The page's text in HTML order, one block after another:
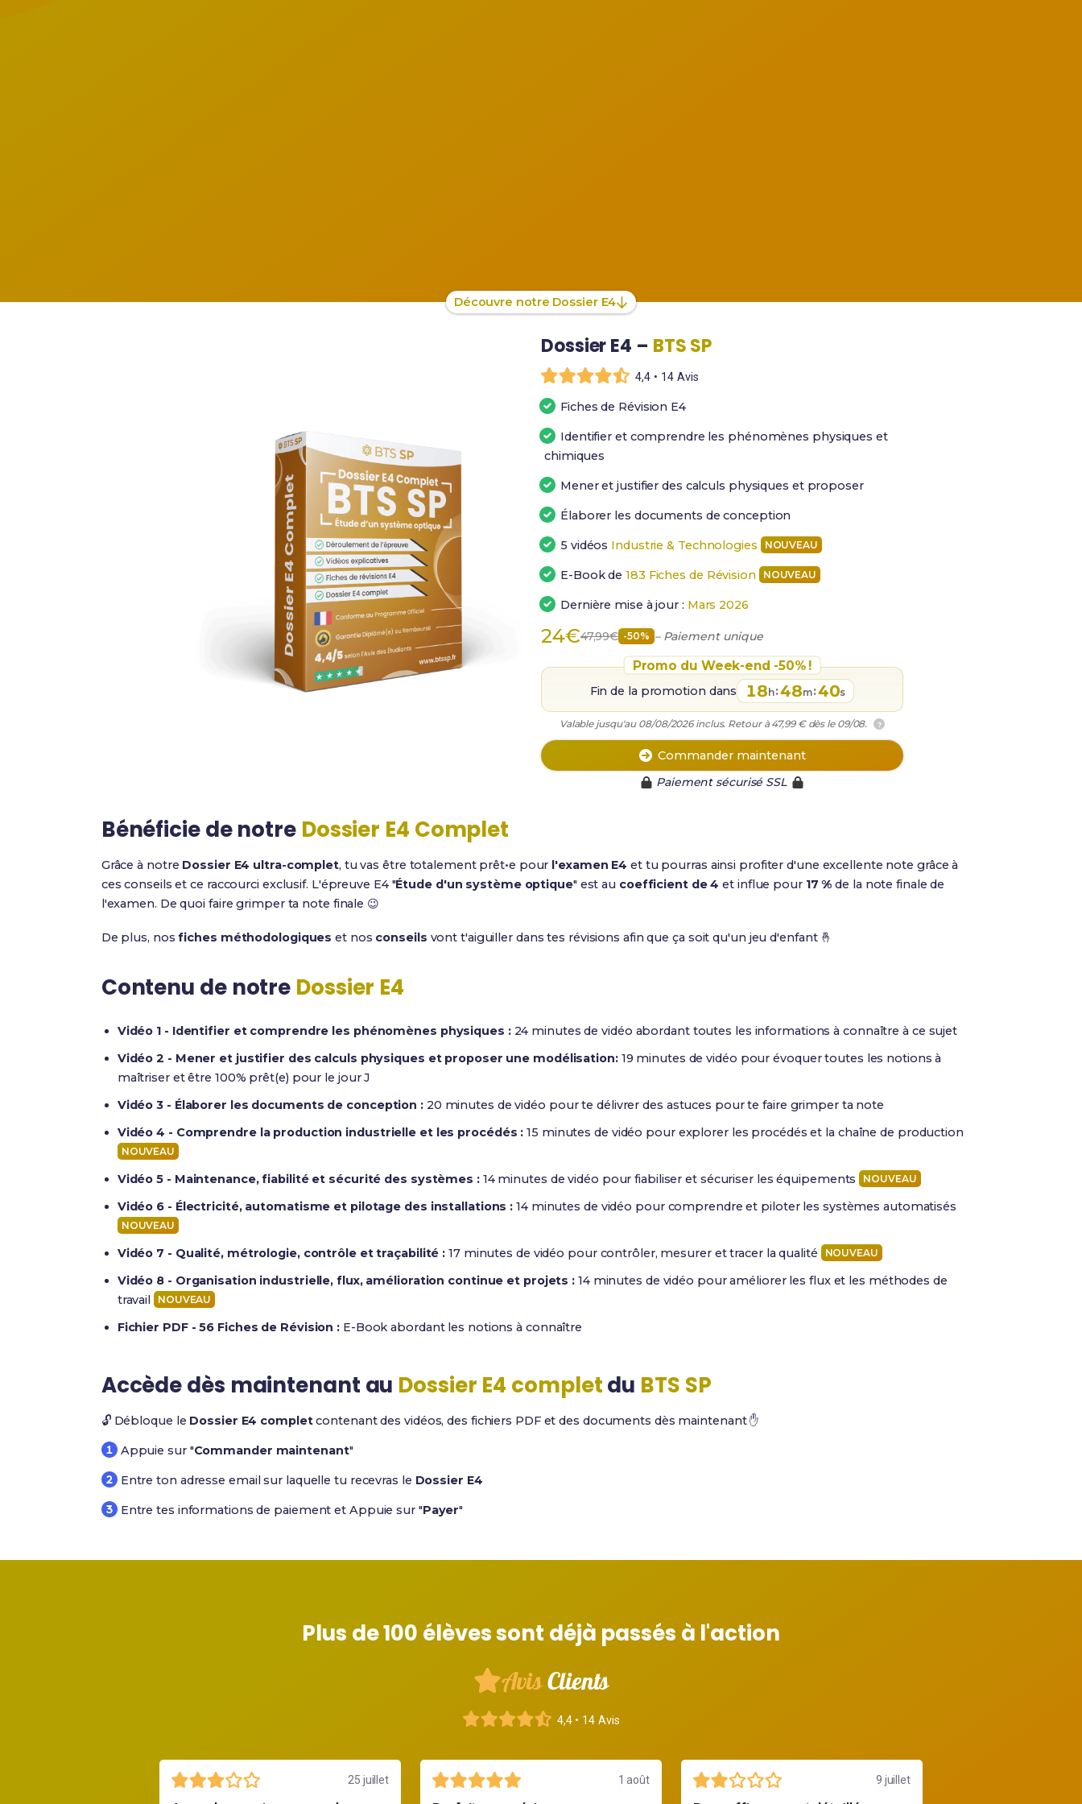
Découvre notre Dossier E4
Dossier E4 – BTS SP
4,4 • 14 Avis
Fiches de Révision E4
Identifier et comprendre les phénomènes physiques et
chimiques
Mener et justifier des calculs physiques et proposer
Élaborer les documents de conception
5 vidéos Industrie & Technologies NOUVEAU
E-Book de183 Fiches de Révision NOUVEAU
Dernière mise à jour : Mars 2026
24€47,99€ -50% – Paiement unique
Promo du Week-end -50% !
Fin de la promotion dans 18 h:48m:39s
Valable jusqu'au 08/08/2026 inclus. Retour à 47,99 € dès le 09/08. ?
Commander maintenant
Paiement sécurisé SSL
Bénéficie de notre Dossier E4 Complet
Grâce à notre Dossier E4 ultra-complet, tu vas être totalement prêt•e pour l'examen E4 et tu pourras ainsi profiter d'une excellente note grâce à
ces conseils et ce raccourci exclusif. L'épreuve E4 "Étude d'un système optique" est au coefficient de 4 et influe pour 17 % de la note finale de
l'examen. De quoi faire grimper ta note finale 😉
De plus, nosfiches méthodologiques et nos conseils vont t'aiguiller dans tes révisions afin que ça soit qu'un jeu d'enfant 🤞
Contenu de notre Dossier E4
Vidéo 1 - Identifier et comprendre les phénomènes physiques :24 minutes de vidéo abordant toutes les informations à connaître à ce sujet
Vidéo 2 - Mener et justifier des calculs physiques et proposer une modélisation:19 minutes de vidéo pour évoquer toutes les notions à
maîtriser et être 100% prêt(e) pour le jour J
Vidéo 3 - Élaborer les documents de conception :20 minutes de vidéo pour te délivrer des astuces pour te faire grimper ta note
Vidéo 4 - Comprendre la production industrielle et les procédés : 15 minutes de vidéo pour explorer les procédés et la chaîne de production
NOUVEAU
Vidéo 5 - Maintenance, fiabilité et sécurité des systèmes :14 minutes de vidéo pour fiabiliser et sécuriser les équipements NOUVEAU
Vidéo 6 - Électricité, automatisme et pilotage des installations : 14 minutes de vidéo pour comprendre et piloter les systèmes automatisés
NOUVEAU
Vidéo 7 - Qualité, métrologie, contrôle et traçabilité : 17 minutes de vidéo pour contrôler, mesurer et tracer la qualité NOUVEAU
Vidéo 8 - Organisation industrielle, flux, amélioration continue et projets : 14 minutes de vidéo pour améliorer les flux et les méthodes de
travail
NOUVEAU
Fichier PDF - 56 Fiches de Révision : E-Book abordant les notions à connaître
Accède dès maintenant au Dossier E4 completdu BTS SP
🔓 Débloque le Dossier E4 completcontenant des vidéos, des fichiers PDF et des documents dès maintenant ✋
Appuie sur "Commander maintenant"
Entre ton adresse email sur laquelle tu recevras le Dossier E4
Entre tes informations de paiement et Appuie sur "Payer"
Plus de 100 élèves sont déjà passés à l'action
AvisClients
4,4 • 14 Avis
1 août 9 juillet 9 juillet